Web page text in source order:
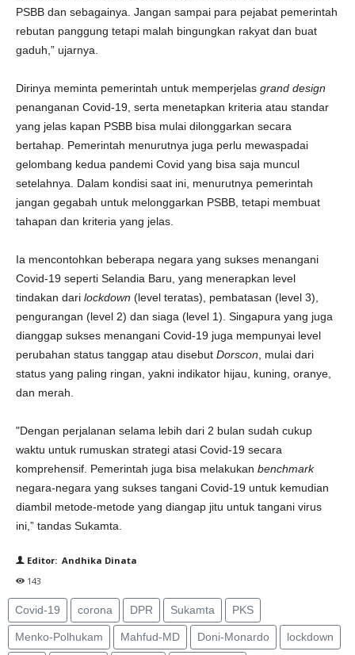
PSBB dan sebagainya. Jangan sampai para pejabat pemerintah
rebutan panggung tetapi malah bingungkan rakyat dan buat
gaduh,” ujarnya.
Dirinya meminta pemerintah untuk memperjelas grand design
penanganan Covid-19, serta menetapkan kriteria atau standar
yang jelas kapan PSBB bisa mulai dilonggarkan secara
bertahap. Pemerintah menurutnya juga perlu mewaspadai
gelombang kedua pandemi Covid yang bisa saja muncul
setelahnya. Dalam kondisi saat ini, menurutnya pemerintah
jangan gegabah untuk melonggarkan PSBB, tetapi membuat
tahapan dan kriteria yang jelas.
Ia mencontohkan beberapa negara yang sukses menangani
Covid-19 seperti Selandia Baru, yang menerapkan level
tindakan dari lockdown (level teratas), pembatasan (level 3),
pengurangan (level 2) dan siaga (level 1). Singapura yang juga
dianggap sukses menangani Covid-19 juga mempunyai level
perubahan status tanggap atau disebut Dorscon , mulai dari
status yang paling ringan, yakni indikator hijau, kuning, oranye,
dan merah.
"Dengan perjalanan selama lebih dari 2 bulan sudah cukup
waktu untuk rumuskan strategi atasi Covid-19 secara
komprehensif. Pemerintah juga bisa melakukan benchmark
negara-negara yang sukses tangani Covid-19 untuk kemudian
diambil metode-metode yang diangap jitu untuk tangani virus
ini,” tandas Sukamta.
Editor: Andhika Dinata
143
Covid-19 corona DPR Sukamta PKS
Menko-Polhukam Mahfud-MD Doni-Monardo lockdown